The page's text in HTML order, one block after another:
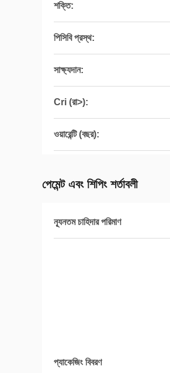
শক্তি:
পিসিবি প্রস্থ:
সাক্ষ্যদান:
Cri (রা>):
ওয়ারেন্টি (বছর):
পেমেন্ট এবং শিপিং শর্তাবলী
ন্যূনতম চাহিদার পরিমাণ
প্যাকেজিং বিবরণ